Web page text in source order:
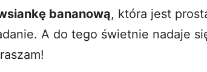
bananową, która jest
A do tego świetnie nadaje